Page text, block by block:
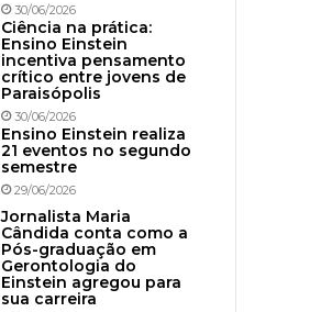
30/06/2026
Ciência na prática:
Ensino Einstein
incentiva pensamento
crítico entre jovens de
Paraisópolis
30/06/2026
Ensino Einstein realiza
21 eventos no segundo
semestre
29/06/2026
Jornalista Maria
Cândida conta como a
Pós-graduação em
Gerontologia do
Einstein agregou para
sua carreira